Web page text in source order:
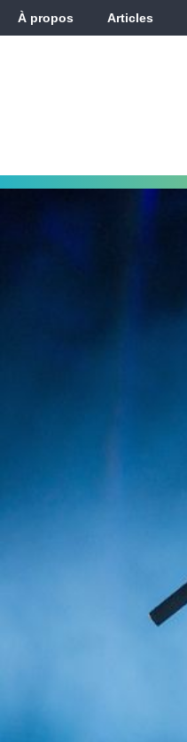
À propos Articles